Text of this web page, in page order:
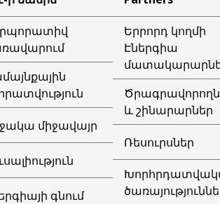
միջավայր
գնում
Երրորդ կողմի
Էներգիա
և շինարարներ
Ռեսուրսներ